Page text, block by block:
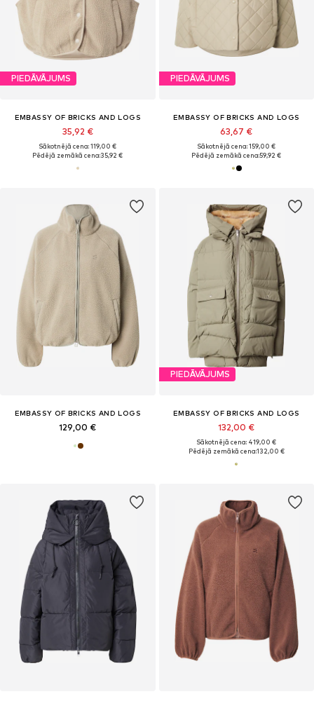
PIEDĀVĀJUMS
EMBASSY OF BRICKS AND LOGS
35,92 €
Sākotnējā cena: 119,00 €
Pēdējā zemākā cena:35,92 €
PIEDĀVĀJUMS
EMBASSY OF BRICKS AND LOGS
63,67 €
Sākotnējā cena: 159,00 €
Pēdējā zemākā cena:59,92 €
EMBASSY OF BRICKS AND LOGS
129,00 €
PIEDĀVĀJUMS
EMBASSY OF BRICKS AND LOGS
132,00 €
Sākotnējā cena: 419,00 €
Pēdējā zemākā cena:132,00 €